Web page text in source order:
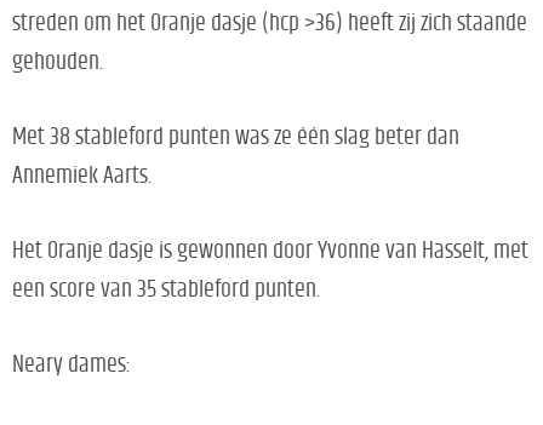
streden om het Oranje dasje (hcp >36) heeft zij zich staande
gehouden.
Met 38 stableford punten was ze één slag beter dan
Annemiek Aarts.
Het Oranje dasje is gewonnen door Yvonne van Hasselt, met
een score van 35 stableford punten.
Neary dames: